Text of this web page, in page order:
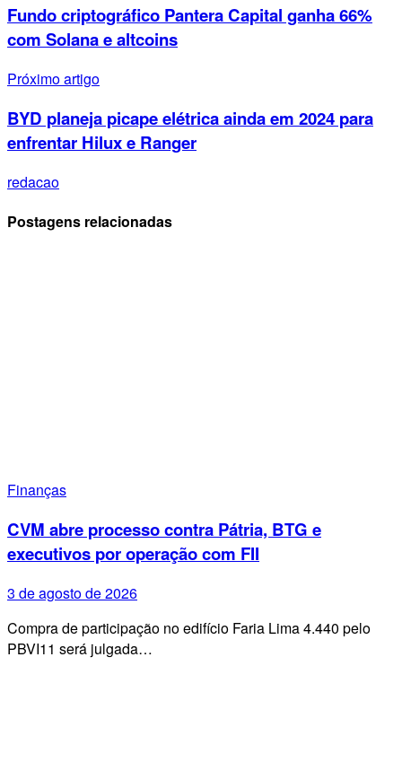
Fundo criptográfico Pantera Capital ganha 66%
com Solana e altcoins
Próximo artigo
BYD planeja picape elétrica ainda em 2024 para
enfrentar Hilux e Ranger
redacao
Postagens relacionadas
Finanças
CVM abre processo contra Pátria, BTG e
executivos por operação com FII
3 de agosto de 2026
Compra de participação no edifício Faria Lima 4.440 pelo
PBVI11 será julgada…